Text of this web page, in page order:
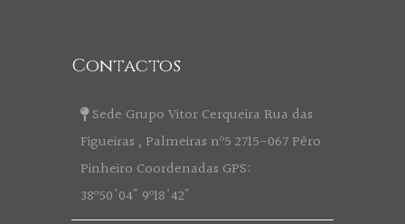
Contactos
Sede Grupo Vitor Cerqueira Rua das
Figueiras , Palmeiras nº5 2715-067 Pêro
Pinheiro Coordenadas GPS:
38º50'04" 9º18'42"